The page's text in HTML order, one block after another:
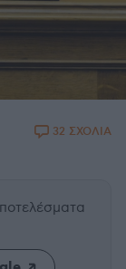
32 ΣΧΟΛΙΑ